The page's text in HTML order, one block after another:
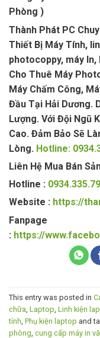
Phòng )
Thành Phát PC
Thiết Bị Máy Tính,
photocoppy, máy In,
Cho Thuê Máy
Máy Chấm Công,
Đầu Tại Hải Dương.
Lượng. Với Đội Ngũ
Cao. Đảm Bảo Sẽ
Lòng. Hotline:
Liên Hệ Mua Bán
Hotline :
Website : https://
Fanpage
: https://
This entry was posted in
chữa Laptop Linh kiện
tính Phụ kiện laptop and
phòng cung cấp máy in